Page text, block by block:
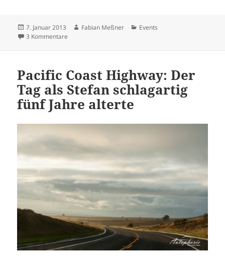
Veröffentlicht
am
7. Januar 2013 Autor
Fabian Meßner Kategorien
Events
3 Kommentare
Pacific Coast Highway: Der
Tag als Stefan schlagartig
fünf Jahre alterte